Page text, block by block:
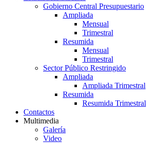
Gobierno Central Presupuestario
Ampliada
Mensual
Trimestral
Resumida
Mensual
Trimestral
Sector Público Restringido
Ampliada
Ampliada Trimestral
Resumida
Resumida Trimestral
Contactos
Multimedia
Galería
Video